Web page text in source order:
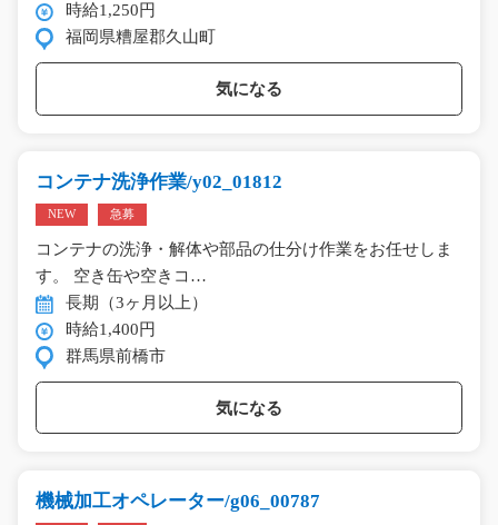
時給1,250円
福岡県糟屋郡久山町
気になる
コンテナ洗浄作業/y02_01812
NEW 急募
コンテナの洗浄・解体や部品の仕分け作業をお任せしま
す。 空き缶や空きコ…
長期（3ヶ月以上）
時給1,400円
群馬県前橋市
気になる
機械加工オペレーター/g06_00787